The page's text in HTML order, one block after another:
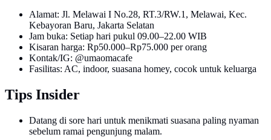
Alamat: Jl. Melawai I No.28, RT.3/RW.1, Melawai, Kec.
Kebayoran Baru, Jakarta Selatan
Jam buka: Setiap hari pukul 09.00–22.00 WIB
Kisaran harga: Rp50.000–Rp75.000 per orang
Kontak/IG: @umaomacafe
Fasilitas: AC, indoor, suasana homey, cocok untuk keluarga
Tips Insider
Datang di sore hari untuk menikmati suasana paling nyaman
sebelum ramai pengunjung malam.